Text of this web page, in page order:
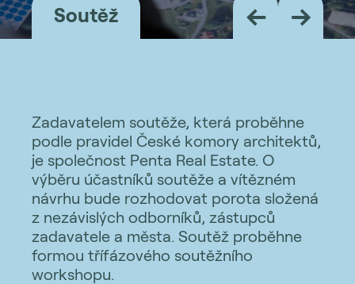
Soutěž ← →
Zadavatelem soutěže, která proběhne
podle pravidel České komory architektů,
je společnost Penta Real Estate. O
výběru účastníků soutěže a vítězném
návrhu bude rozhodovat porota složená
z nezávislých odborníků, zástupců
zadavatele a města. Soutěž proběhne
formou třífázového soutěžního
workshopu.